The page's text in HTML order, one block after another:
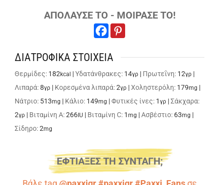
ΑΠΟΛΑΥΣΕ ΤΟ - ΜΟΙΡΑΣΕ ΤΟ!
ΔΙΑΤΡΟΦΙΚΑ ΣΤΟΙΧΕΙΑ
Θερμίδες: 182kcal |Υδατάνθρακες: 14γρ | Πρωτεΐνη: 12γρ |
Λιπαρά:8γρ | Κορεσμένα λιπαρά:2γρ |Χοληστερόλη: 179mg |
Νάτριο: 513mg | Κάλιο: 149mg |Φυτικές ίνες: 1 γρ |Σάκχαρα:
2γρ | Βιταμίνη A:266IU | Βιταμίνη C: 1 mg |Ασβέστιο: 63mg |
Σίδηρο:2mg
ΕΦΤΙΑΞΕΣ ΤΗ ΣΥΝΤΑΓΗ;